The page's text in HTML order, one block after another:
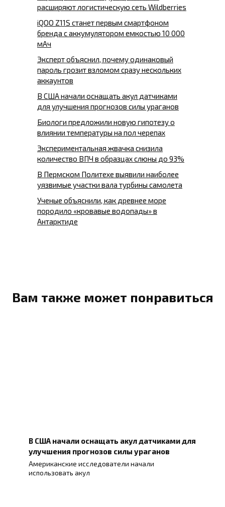
расширяют логистическую сеть Wildberries
iQOO Z11S станет первым смартфоном
бренда с аккумулятором емкостью 10 000
мАч
Эксперт объяснил, почему одинаковый
пароль грозит взломом сразу нескольких
аккаунтов
В США начали оснащать акул датчиками
для улучшения прогнозов силы ураганов
Биологи предложили новую гипотезу о
влиянии температуры на пол черепах
Экспериментальная жвачка снизила
количество ВПЧ в образцах слюны до 93%
В Пермском Политехе выявили наиболее
уязвимые участки вала турбины самолета
Ученые объяснили, как древнее море
породило «кровавые водопады» в
Антарктиде
Вам также может понравиться
В США начали оснащать акул датчиками для
улучшения прогнозов силы ураганов
Американские исследователи начали
использовать акул